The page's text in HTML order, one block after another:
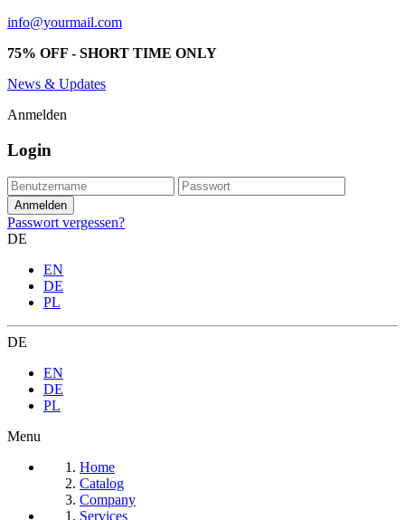
info@yourmail.com
75% OFF - SHORT TIME ONLY
News & Updates
Anmelden
Login
Passwort vergessen?
DE
EN
DE
PL
DE
EN
DE
PL
Menu
Home
Catalog
Company
Services